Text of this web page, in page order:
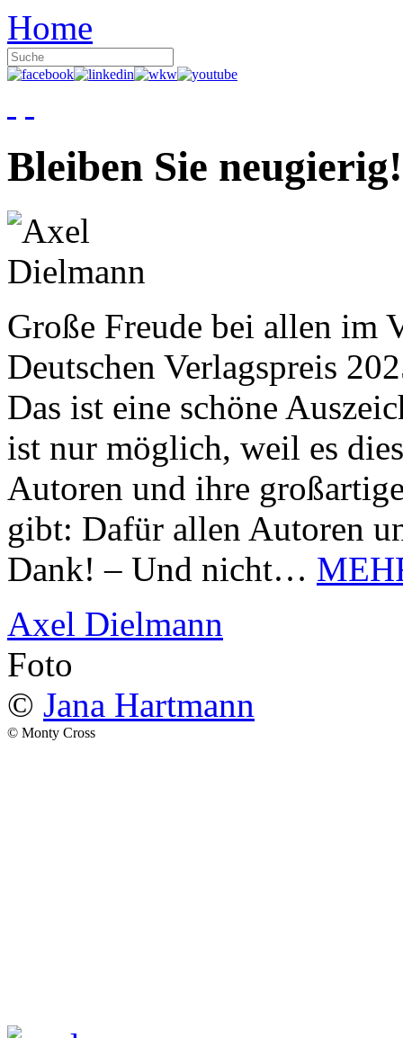
Home
Bleiben Sie neugierig!
Große Freude bei allen im
Deutschen Verlagspreis
Das ist eine schöne
ist nur möglich, weil es
Autoren und ihre
gibt: Dafür allen Autoren
Dank! – Und nicht…
Axel Dielmann
Foto
© Jana Hartmann
© Monty Cross